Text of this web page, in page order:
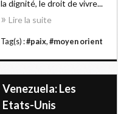
la dignité, le droit de vivre...
Lire la suite
Tag(s) :#paix, #moyen orient
Venezuela: Les
Etats-Unis